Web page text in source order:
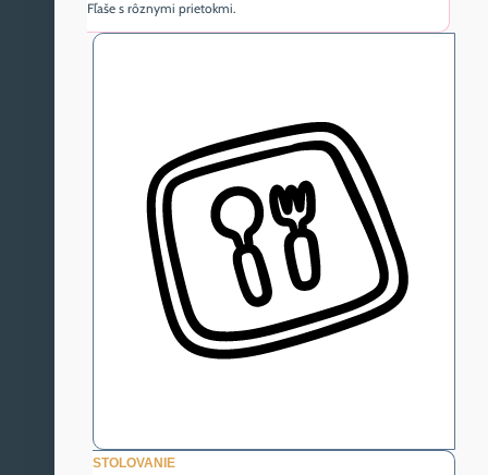
Fľaše s rôznymi prietokmi.
STOLOVANIE